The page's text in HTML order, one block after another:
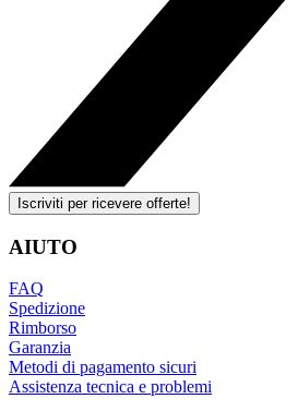
Iscriviti per ricevere offerte!
AIUTO
FAQ
Spedizione
Rimborso
Garanzia
Metodi di pagamento sicuri
Assistenza tecnica e problemi